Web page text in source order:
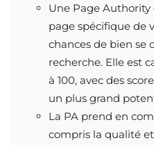
Une Page Authority
page spécifique de
chances de bien se
recherche. Elle est
à 100, avec des
un plus grand
La PA prend en
compris la qualité